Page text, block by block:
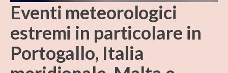
Eventi meteorologici
estremi in particolare in
Portogallo, Italia